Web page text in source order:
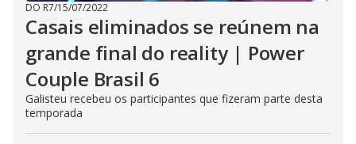
DO R7/15/07/2022
Casais eliminados se reúnem na
grande final do reality | Power
Couple Brasil 6
Galisteu recebeu os participantes que fizeram parte desta
temporada